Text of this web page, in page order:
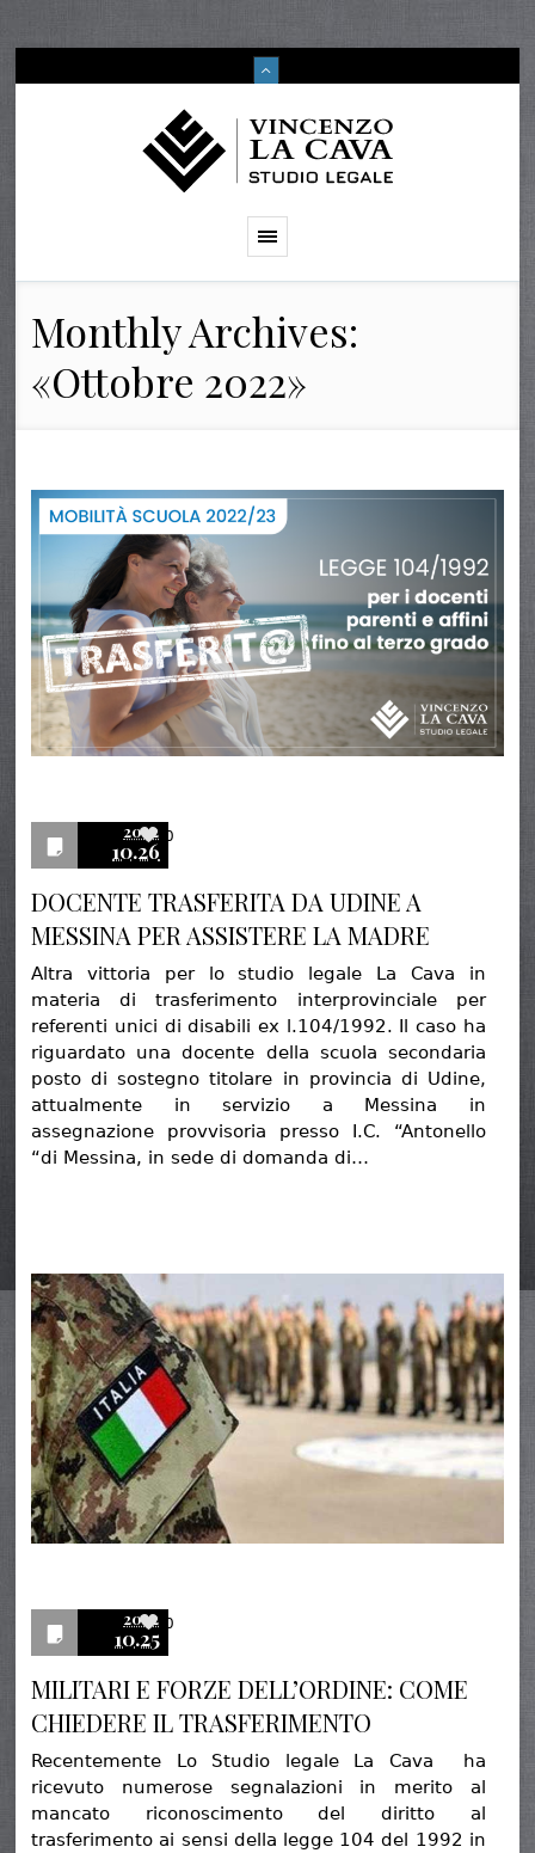
Monthly Archives:
«Ottobre 2022»
2022
10.26
0
DOCENTE TRASFERITA DA UDINE A
MESSINA PER ASSISTERE LA MADRE
Altra vittoria per lo studio legale La Cava in
materia di trasferimento interprovinciale per
referenti unici di disabili ex l.104/1992. Il caso ha
riguardato una docente della scuola secondaria
posto di sostegno titolare in provincia di Udine,
attualmente in servizio a Messina in
assegnazione provvisoria presso I.C. “Antonello
“di Messina, in sede di domanda di…
2022
10.25
0
MILITARI E FORZE DELL’ORDINE: COME
CHIEDERE IL TRASFERIMENTO
Recentemente Lo Studio legale La Cava ha
ricevuto numerose segnalazioni in merito al
mancato riconoscimento del diritto al
trasferimento ai sensi della legge 104 del 1992 in